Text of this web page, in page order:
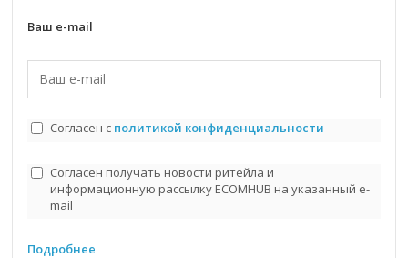
Ваш e-mail
Согласен с политикой конфиденциальности
Согласен получать новости ритейла и
информационную рассылку ECOMHUB на указанный e-
mail
Подробнее